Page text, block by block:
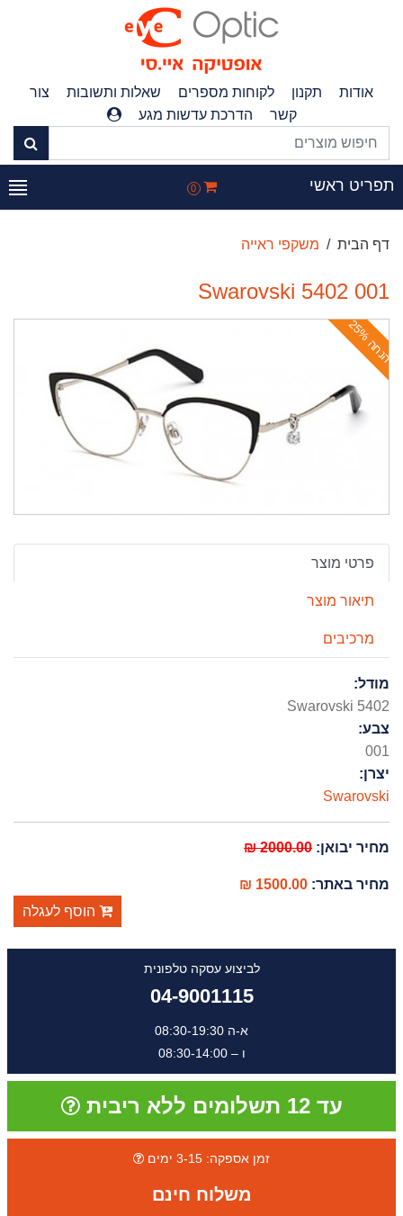
אודות תקנון לקוחות מספרים שאלות ותשובות
צור
קשר
הדרכת עדשות מגע
ראשי 0
דף הבית משקפי ראייה
Swarovski 5402 001
ה
נ
ח
ה
2
5
פרטי מוצר
תיאור מוצר
מרכיבים
מודל:
Swarovski 5402
צבע:
001
יצרן:
Swarovski
מחיר יבואן:2000.00 ₪
מחיר באתר:1500.00 ₪
הוסף לעגלה
לביצוע עסקה טלפונית
04-9001115
א-ה 08:30-19:30
ו – 08:30-14:00
עד 12 תשלומים ללא ריבית
זמן אספקה: 3-15 ימים
משלוח חינם